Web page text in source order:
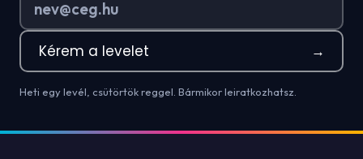
Kérem a levelet →
Heti egy levél, csütörtök reggel. Bármikor leiratkozhatsz.